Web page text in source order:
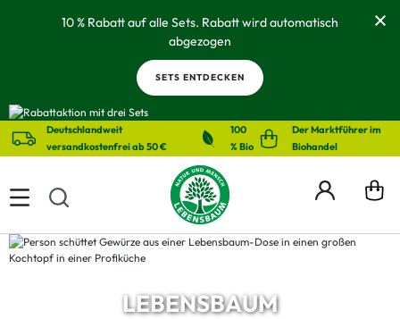
springen10 % Rabatt auf alle Sets. Rabatt wird automatisch
abgezogen
SETS ENTDECKEN
Deutschlandweit
versandkostenfrei ab 50 €
100
% Bio
Der Marktführer im
Biohandel
LEBENSBAUM